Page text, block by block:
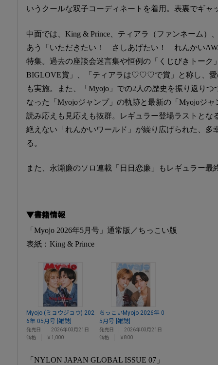
いうクールな双子コーディネートを着用。表裏でギャ
中面では、King & Prince、ティアラ（ファンネーム）
あう「いただきたい！ さしあげたい！ れんかい
特集。過去の座談会迷言集や恒例の「くじびきトー
BIGLOVE賞」、「ティアラは♡♡♡で賞」と称し、愛
も実施。また、「Myojo」での2人の歴史を振り返り
なった「Myojoジャンプ」の軌跡と最新の「Myojoジ
読み応えも見応えも抜群。レギュラー登場ラストとな
絶えない「れんかいワールド」が繰り広げられた、多
る。
また、永瀬廉のソロ連載「日日恋廉」もレギュラー最
▼書籍情報
「Myojo 2026年5月号」通常版／ちっこい版
表紙：King & Prince
Myojo (ミョウジョウ) 202
6年 05月号 [雑誌]
発売日
2026年03月21日
価格
￥1,000
ちっこいMyojo 2026年 0
5月号 [雑誌]
発売日
2026年03月21日
価格
￥800
「NYLON JAPAN GLOBAL ISSUE 07」